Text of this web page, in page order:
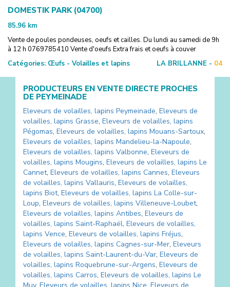
DOMESTIK PARK (04700)
85.96 km
Vente de poules pondeuses, oeufs et cailles. Du lundi au samedi de 9h
à 12 h 0769785410 Vente d'oeufs Extra frais et oeufs à couver
Catégories: Œufs - Volailles et lapins LA BRILLANNE - 04
PRODUCTEURS EN VENTE DIRECTE PROCHES
DE PEYMEINADE
Eleveurs de volailles, lapins Peymeinade, Eleveurs de
volailles, lapins Grasse, Eleveurs de volailles, lapins
Pégomas, Eleveurs de volailles, lapins Mouans-Sartoux,
Eleveurs de volailles, lapins Mandelieu-la-Napoule,
Eleveurs de volailles, lapins Valbonne, Eleveurs de
volailles, lapins Mougins, Eleveurs de volailles, lapins Le
Cannet, Eleveurs de volailles, lapins Cannes, Eleveurs
de volailles, lapins Vallauris, Eleveurs de volailles,
lapins Biot, Eleveurs de volailles, lapins La Colle-sur-
Loup, Eleveurs de volailles, lapins Villeneuve-Loubet,
Eleveurs de volailles, lapins Antibes, Eleveurs de
volailles, lapins Saint-Raphaël, Eleveurs de volailles,
lapins Vence, Eleveurs de volailles, lapins Fréjus,
Eleveurs de volailles, lapins Cagnes-sur-Mer, Eleveurs
de volailles, lapins Saint-Laurent-du-Var, Eleveurs de
volailles, lapins Roquebrune-sur-Argens, Eleveurs de
volailles, lapins Carros, Eleveurs de volailles, lapins Le